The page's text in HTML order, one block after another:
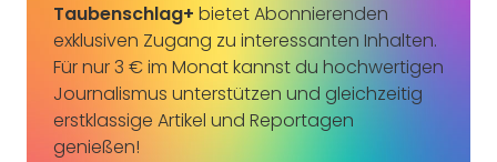
Taubenschlag+ bietet Abonnierenden
exklusiven Zugang zu interessanten Inhalten.
Für nur 3 € im Monat kannst du hochwertigen
Journalismus unterstützen und gleichzeitig
erstklassige Artikel und Reportagen
genießen!